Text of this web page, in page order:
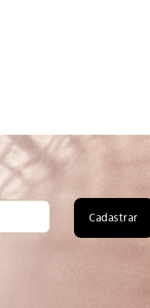
Cadastrar